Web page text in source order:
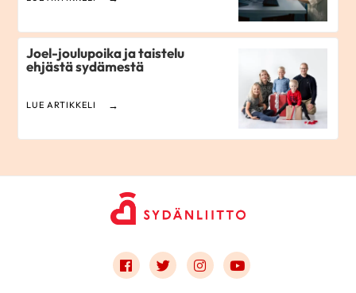
Joel-joulupoika ja taistelu
ehjästä sydämestä
LUE ARTIKKELI
Link to facebook
Link to twitter
Link to instagram
Link to youtube